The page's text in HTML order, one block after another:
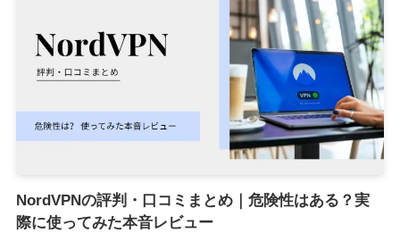
NordVPNの評判・口コミまとめ｜危険性はある？実
際に使ってみた本音レビュー